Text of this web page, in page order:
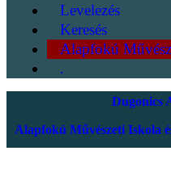
Levelezés
Keresés
Alapfokú
.
Dugonics
Alapfokú Művészeti Iskola